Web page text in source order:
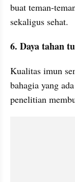
buat teman-
sekaligus sehat.
6. Daya tahan
Kualitas imun
bahagia yang
penelitian